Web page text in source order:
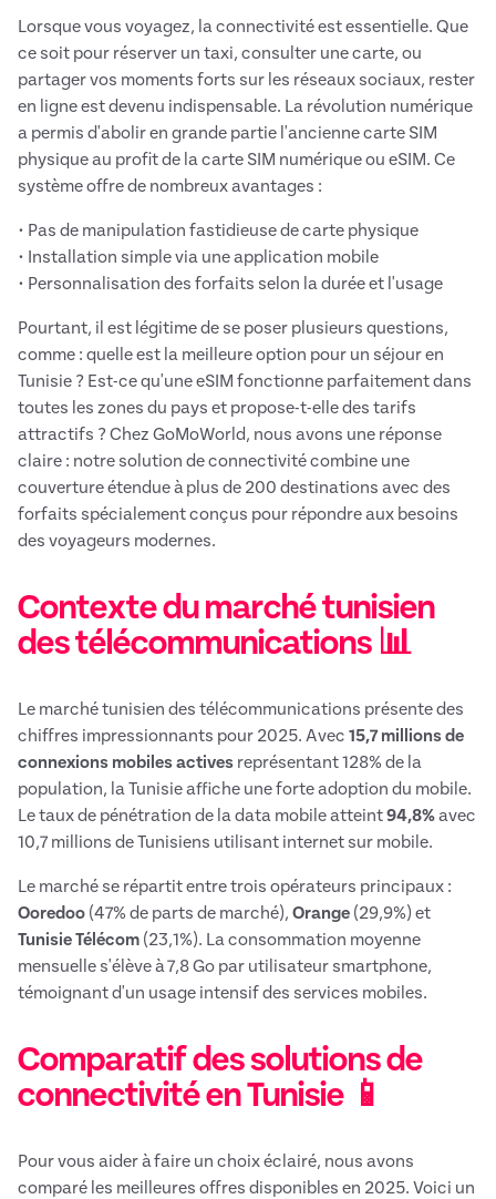
Lorsque vous voyagez, la connectivité est essentielle. Que
ce soit pour réserver un taxi, consulter une carte, ou
partager vos moments forts sur les réseaux sociaux, rester
en ligne est devenu indispensable. La révolution numérique
a permis d'abolir en grande partie l'ancienne carte SIM
physique au profit de la carte SIM numérique ou eSIM. Ce
système offre de nombreux avantages :
• Pas de manipulation fastidieuse de carte physique
• Installation simple via une application mobile
• Personnalisation des forfaits selon la durée et l'usage
Pourtant, il est légitime de se poser plusieurs questions,
comme : quelle est la meilleure option pour un séjour en
Tunisie ? Est-ce qu'une eSIM fonctionne parfaitement dans
toutes les zones du pays et propose-t-elle des tarifs
attractifs ? Chez GoMoWorld, nous avons une réponse
claire : notre solution de connectivité combine une
couverture étendue à plus de 200 destinations avec des
forfaits spécialement conçus pour répondre aux besoins
des voyageurs modernes.
Contexte du marché tunisien
des télécommunications 📊
Le marché tunisien des télécommunications présente des
chiffres impressionnants pour 2025. Avec 15,7 millions de
connexions mobiles actives représentant 128% de la
population, la Tunisie affiche une forte adoption du mobile.
Le taux de pénétration de la data mobile atteint94,8%avec
10,7 millions de Tunisiens utilisant internet sur mobile.
Le marché se répartit entre trois opérateurs principaux :
Ooredoo (47% de parts de marché), Orange (29,9%) et
Tunisie Télécom (23,1%). La consommation moyenne
mensuelle s'élève à 7,8 Go par utilisateur smartphone,
témoignant d'un usage intensif des services mobiles.
Comparatif des solutions de
connectivité en Tunisie 📱
Pour vous aider à faire un choix éclairé, nous avons
comparé les meilleures offres disponibles en 2025. Voici un